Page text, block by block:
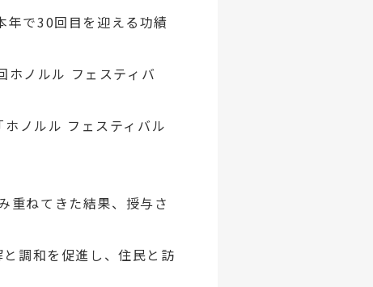
で30回目を迎える功績
ホノルル フェスティバ
ノルル フェスティバル
重ねてきた結果、授与さ
調和を促進し、住民と訪